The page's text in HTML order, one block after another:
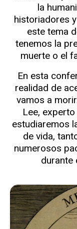
la
historiadores
este tema
tenemos la
muerte o el
En esta
realidad de
vamos a
Lee,
estudiaremos
de vida,
numerosos
durante